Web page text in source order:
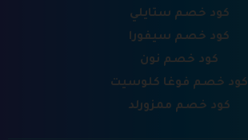
كود خصم ستايلي
كود خصم سيفورا
كود خصم نون
كود خصم فوغا كلوسيت
كود خصم ممزورلد